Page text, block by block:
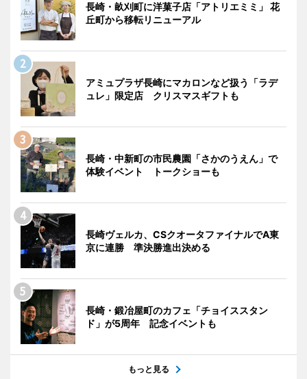
長崎・畝刈町に洋菓子店「アトリエミミ」 花
丘町から移転リニューアル
アミュプラザ長崎にマカロンなど扱う「ラデ
ュレ」限定店 クリスマスギフトも
長崎・中新町の市民農園「さかのうえん」で
体験イベント トークショーも
長崎ヴェルカ、CSクオータファイナルでA東
京に連勝 準決勝進出決める
長崎・鍛冶屋町のカフェ「チョイススタン
ド」が5周年 記念イベントも
もっと見る